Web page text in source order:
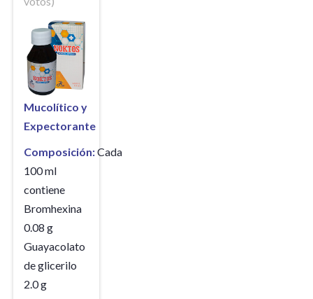
Mucolítico y
Expectorante
Composición:Cada
100 ml
contiene
Bromhexina
0.08 g
Guayacolato
de glicerilo
2.0 g